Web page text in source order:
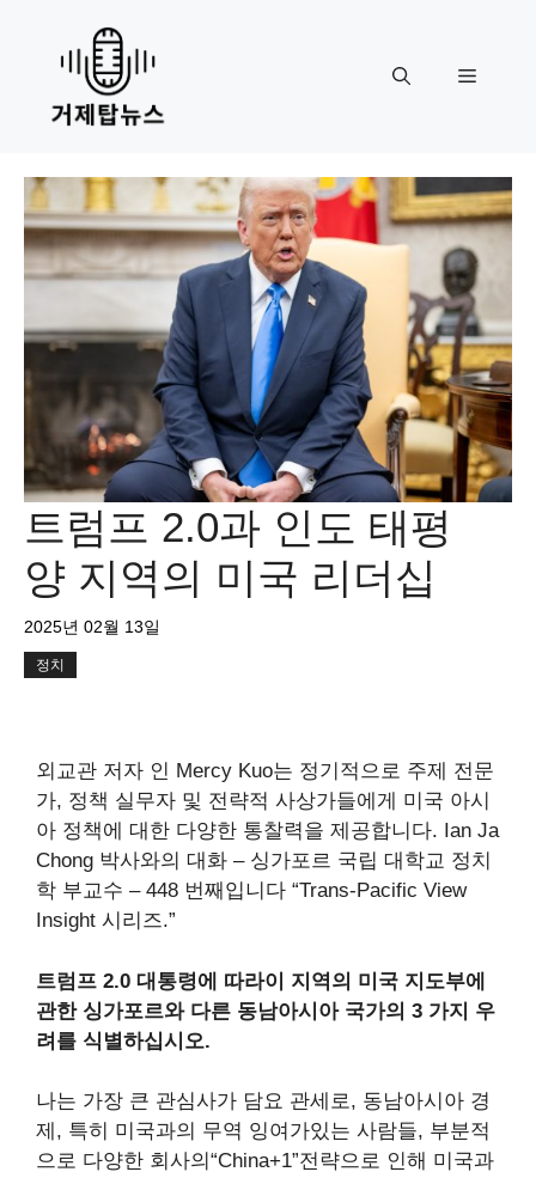
content
Menu
트럼프 2.0과 인도 태평
양 지역의 미국 리더십
2025년 02월 13일
정치
외교관 저자 인 Mercy Kuo는 정기적으로 주제 전문
가, 정책 실무자 및 전략적 사상가들에게 미국 아시
아 정책에 대한 다양한 통찰력을 제공합니다. Ian Ja
Chong 박사와의 대화 – 싱가포르 국립 대학교 정치
학 부교수 – 448 번째입니다 “Trans-Pacific View
Insight 시리즈.”
트럼프 2.0 대통령에 따라이 지역의 미국 지도부에
관한 싱가포르와 다른 동남아시아 국가의 3 가지 우
려를 식별하십시오.
나는 가장 큰 관심사가 담요 관세로, 동남아시아 경
제, 특히 미국과의 무역 잉여가있는 사람들, 부분적
으로 다양한 회사의“China+1”전략으로 인해 미국과